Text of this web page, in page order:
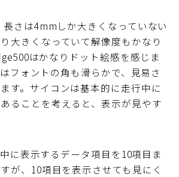
さは4mmしか大きくなっていない
大きくなっていて解像度もかなり
はかなりドット絵感を感じま
フォントの角も滑らかで、見易さ
す。サイコンは基本的に走行中に
ることを考えると、表示が見やす
に表示するデータ項目を10項目ま
が、10項目を表示させても見にく